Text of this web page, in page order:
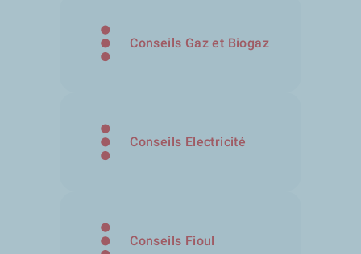
Conseils Gaz et Biogaz
Conseils Electricité
Conseils Fioul